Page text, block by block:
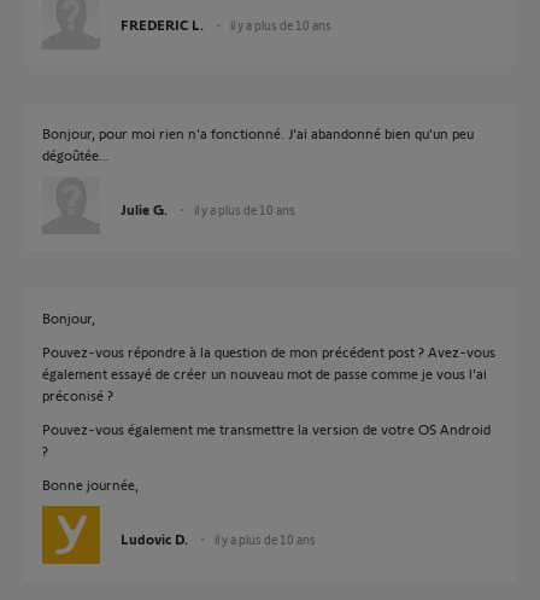
FREDERIC L. il y a plus de 10 ans
Bonjour, pour moi rien n'a fonctionné. J'ai abandonné bien qu'un peu
dégoûtée...
Julie G. il y a plus de 10 ans
Bonjour,
Pouvez-vous répondre à la question de mon précédent post ? Avez-vous
également essayé de créer un nouveau mot de passe comme je vous l'ai
préconisé ?
Pouvez-vous également me transmettre la version de votre OS Android
?
Bonne journée,
Ludovic D. il y a plus de 10 ans